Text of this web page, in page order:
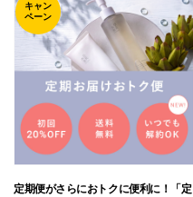
キャン
ペーン
定期便がさらにおトクに便利に！「定